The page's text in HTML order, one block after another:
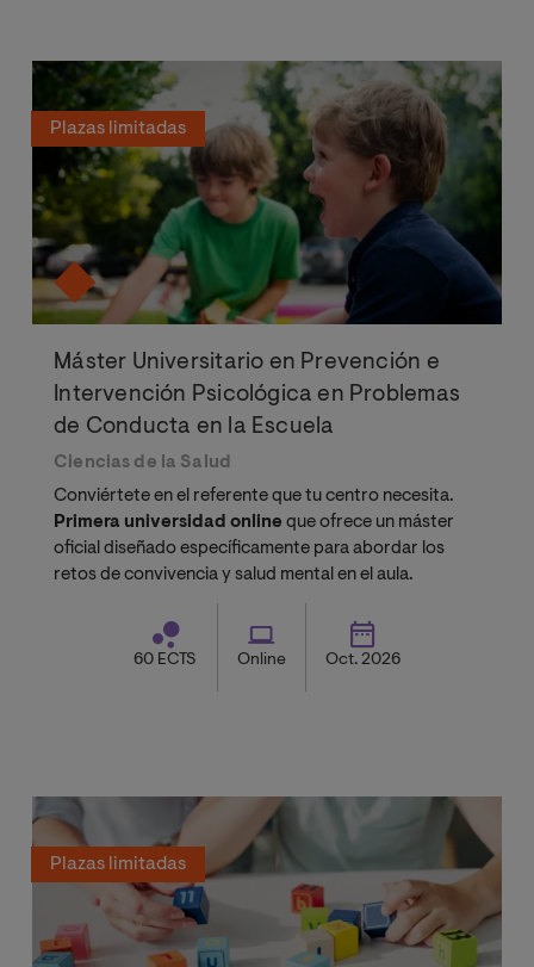
Plazas limitadas
Máster Universitario en Prevención e
Intervención Psicológica en Problemas
de Conducta en la Escuela
Ciencias de la Salud
Conviértete en el referente que tu centro necesita.
Primera universidad online que ofrece un máster
oficial diseñado específicamente para abordar los
retos de convivencia y salud mental en el aula.
60 ECTS Online Oct. 2026
Plazas limitadas